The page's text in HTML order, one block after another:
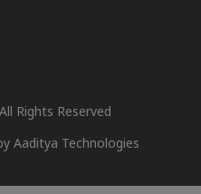
Rights Reserved
Aaditya Technologies